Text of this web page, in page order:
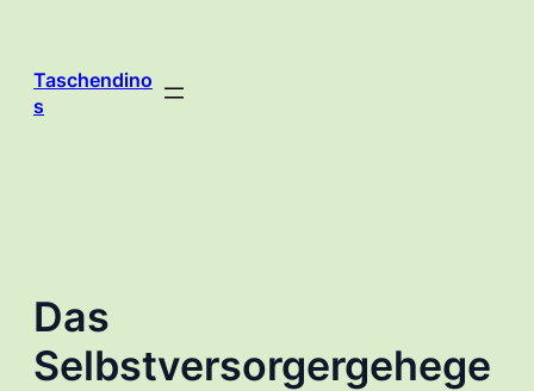
springen
Taschendino
s
Das
Selbstversorgergehege